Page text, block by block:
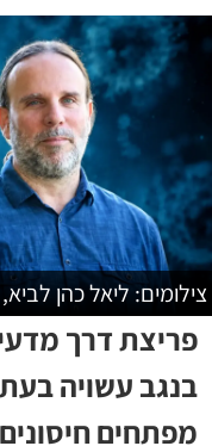
צילומים: ליאל כהן
פריצת דרך
בנגב עשויה
מפתחים